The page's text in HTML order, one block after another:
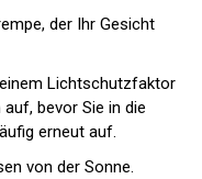
der Ihr Gesicht
Lichtschutzfaktor
bevor Sie in die
erneut auf.
von der Sonne.